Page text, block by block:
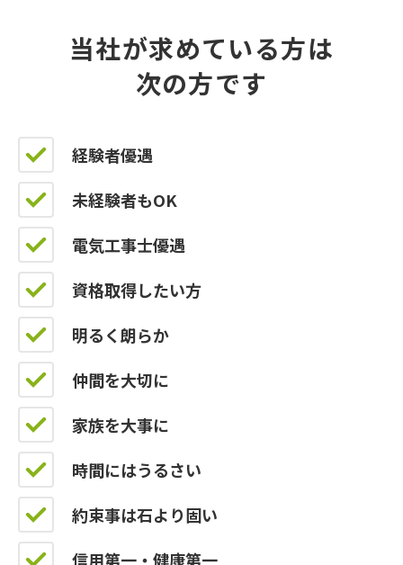
当社が求めている方は
次の方です
経験者優遇
未経験者もOK
電気工事士優遇
資格取得したい方
明るく朗らか
仲間を大切に
家族を大事に
時間にはうるさい
約束事は石より固い
信用第一・健康第一